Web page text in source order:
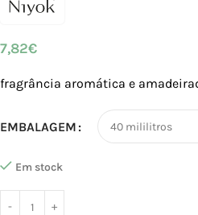
7,82€
fragrância aromática e
EMBALAGEM
Em stock